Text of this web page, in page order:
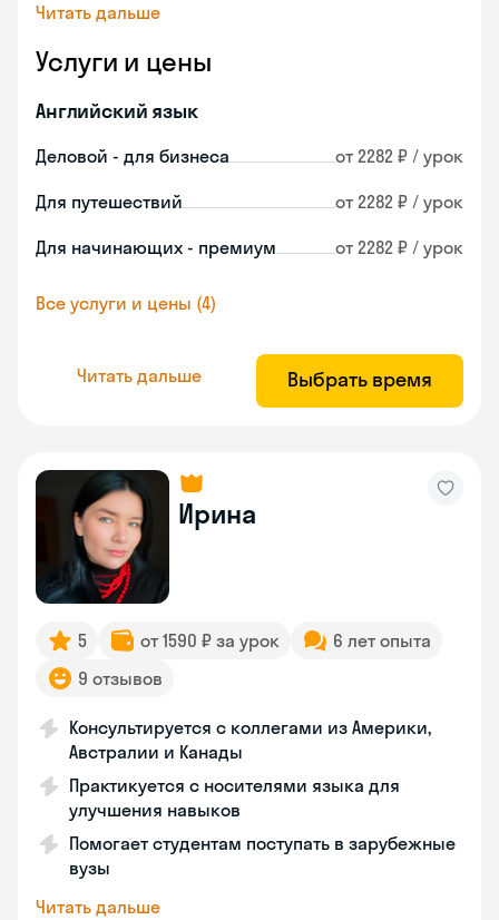
Читать дальше
Услуги и цены
Английский язык
Деловой - для бизнеса от 2282 ₽ / урок
Для путешествий от 2282 ₽ / урок
Для начинающих - премиум от 2282 ₽ / урок
Все услуги и цены (4)
Читать дальше Выбрать время
Ирина
5 от 1590 ₽ за урок
6 лет опыта
9 отзывов
Консультируется с коллегами из Америки,
Австралии и Канады
Практикуется с носителями языка для
улучшения навыков
Помогает студентам поступать в зарубежные
вузы
Читать дальше